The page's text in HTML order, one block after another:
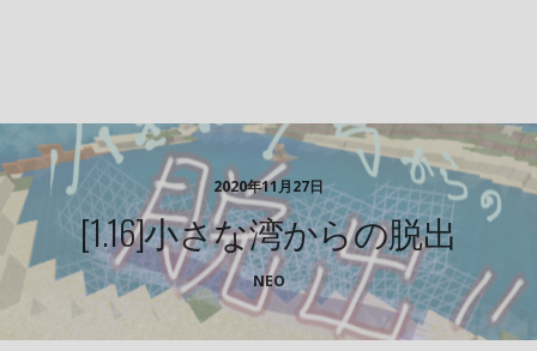
2020年11月27日
[1.16]小さな湾からの脱出
NEO